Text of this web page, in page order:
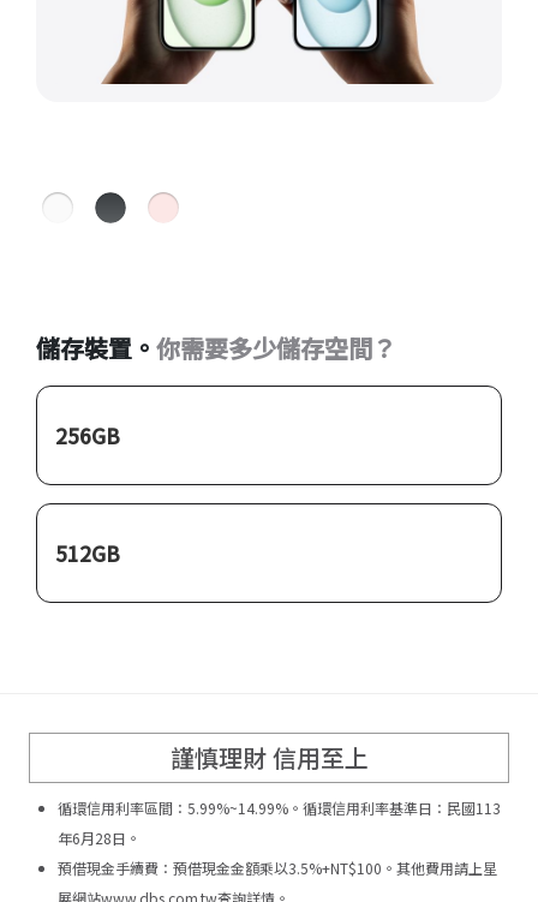
儲存裝置。 你需要多少儲存空間？
256GB
512GB
謹慎理財 信用至上
循環信用利率區間：5.99%~14.99%。循環信用利率基準日：民國113
年6月28日。
預借現金手續費：預借現金金額乘以3.5%+NT$100。其他費用請上星
展網站www.dbs.com.tw查詢詳情。